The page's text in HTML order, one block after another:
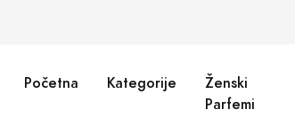
Početna Kategorije
Ženski
Parfemi